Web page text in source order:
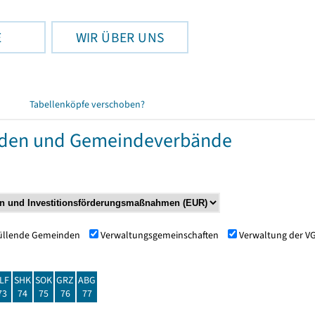
WIR ÜBER UNS
Tabellenköpfe verschoben?
und Gemeindeverbände
Gemeinden Verwaltungsgemeinschaften Verwaltung der
SHK
74
SOK
75
GRZ
76
ABG
77